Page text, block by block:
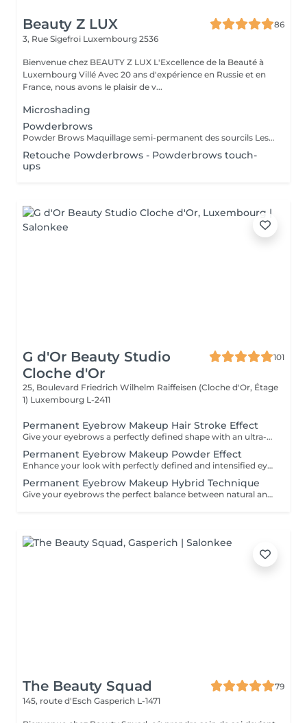
Beauty Z LUX
86
3, Rue Sigefroi Luxembourg 2536
Bienvenue chez BEAUTY Z LUX L'Excellence de la Beauté à
Luxembourg Villé Avec 20 ans d'expérience en Russie et en
France, nous avons le plaisir de v...
Microshading
Powderbrows
Powder Brows Maquillage semi-permanent des sourcils Les Powder Brows, aussi appelés ombrage des sourcils, sont une technique de maquillage semi-permanent qui donne un effet poudré, doux et structuré aux sourcils. Contrairement au microblading qui imite les poils, les Powder Brows créent un dégradé de couleur, plus ou moins intense selon le rendu souhaité. Idéal pour : Celles et ceux qui souhaitent des sourcils nets, remplis et bien dessinés Tous types de peau, y compris les peaux grasses ou sensibles Un rendu maquillé naturel ou plus sophistiqué selon vos envies Durée : La séance dure environ 1h Une retouche est à prévoir 4 à 6 semaines après la première séance Résultat durable de 1 à 3 ans selon le type de peau et l'entretien Avantages : Gagnez du temps chaque matin Des sourcils parfaits en toute circonstance Résultat sur mesure adapté à la morphologie de votre visage
Retouche Powderbrows - Powderbrows touch-
ups
G d'Or Beauty Studio
Cloche d'Or
101
25, Boulevard Friedrich Wilhelm Raiffeisen (Cloche d'Or, Étage
1) Luxembourg L-2411
Permanent Eyebrow Makeup Hair Stroke Effect
Give your eyebrows a perfectly defined shape with an ultra-natural finish. The hair stroke technique recreates each individual hair with precision for a realistic effect, ideal for filling in sparse areas and softly enhancing the structure of your gaze. Long-lasting, harmonious results tailored to your facial featuresfor flawless brows every day, without the need for makeup.
Permanent Eyebrow Makeup Powder Effect
Enhance your look with perfectly defined and intensified eyebrows. The powder effect technique delivers a soft, uniform, makeup-like finish, similar to a pencil or shaded effect. Ideal for structuring the eyes and adding density while maintaining an elegant appearance. Long-lasting, polished results tailored to your facefor flawless brows day after day, effortlessly.
Permanent Eyebrow Makeup Hybrid Technique
Give your eyebrows the perfect balance between natural and defined. The hybrid technique combines hair strokes and a powder effect for a result that is both realistic and structured. Ideal for filling in sparse areas while adding density and a softly enhanced, makeup-like finish. Long-lasting, harmonious, and fully personalized resultsfor beautifully enhanced brows every day, effortlessly.
The Beauty Squad
79
145, route d'Esch Gasperich L-1471